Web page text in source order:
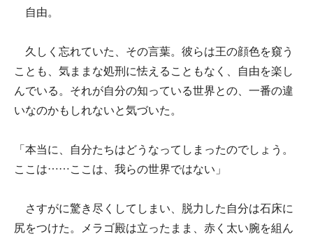
自由。
久しく忘れていた、その言葉。彼らは王の顔色を窺う
ことも、気ままな処刑に怯えることもなく、自由を楽し
んでいる。それが自分の知っている世界との、一番の違
いなのかもしれないと気づいた。
「本当に、自分たちはどうなってしまったのでしょう。
ここは……ここは、我らの世界ではない」
さすがに驚き尽くしてしまい、脱力した自分は石床に
尻をつけた。メラゴ殿は立ったまま、赤く太い腕を組ん